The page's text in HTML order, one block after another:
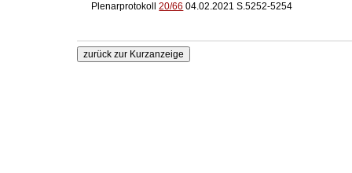
  Plenarprotokoll
20/66 04.02.2021 S.5252-5254